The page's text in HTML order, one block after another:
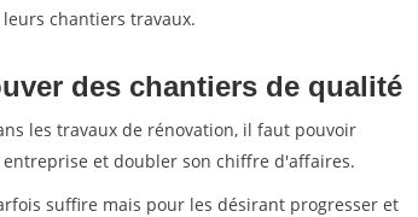
chantiers travaux.
des chantiers de qualité
les travaux de rénovation, il faut pouvoir
et doubler son chiffre d'affaires.
suffire mais pour les désirant progresser et